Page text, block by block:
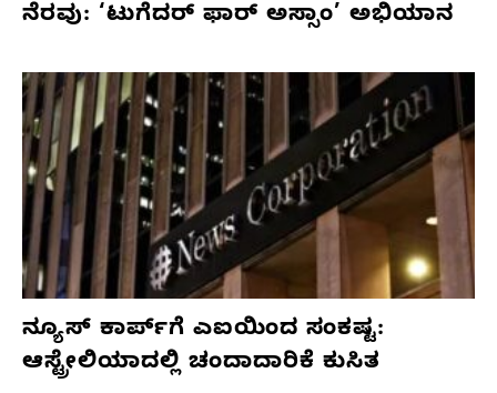
ನೆರವು: ‘ಟುಗೆದರ್ ಫಾರ್ ಅಸ್ಸಾಂ’ ಅಭಿಯಾನ
ನ್ಯೂಸ್ ಕಾರ್ಪ್‌ಗೆ ಎಐಯಿಂದ ಸಂಕಷ್ಟ:
ಆಸ್ಟ್ರೇಲಿಯಾದಲ್ಲಿ ಚಂದಾದಾರಿಕೆ ಕುಸಿತ